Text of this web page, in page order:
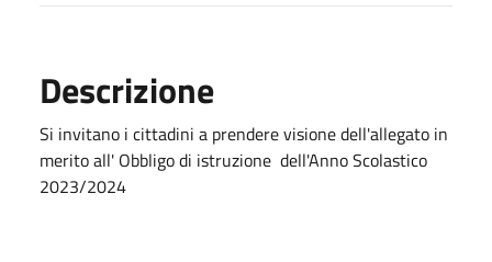
Descrizione
Si invitano i cittadini a prendere visione dell'allegato in
merito all' Obbligo di istruzione dell'Anno Scolastico
2023/2024